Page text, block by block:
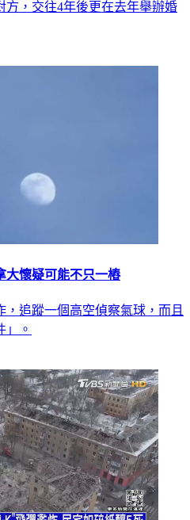
，交往4年後更在去年舉辦婚
懷疑可能不只一樁
追蹤一個高空偵察氣球，而且
」。